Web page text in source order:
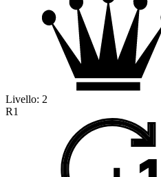
Livello: 2
R1